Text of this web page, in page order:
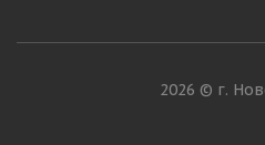
2026 © г.